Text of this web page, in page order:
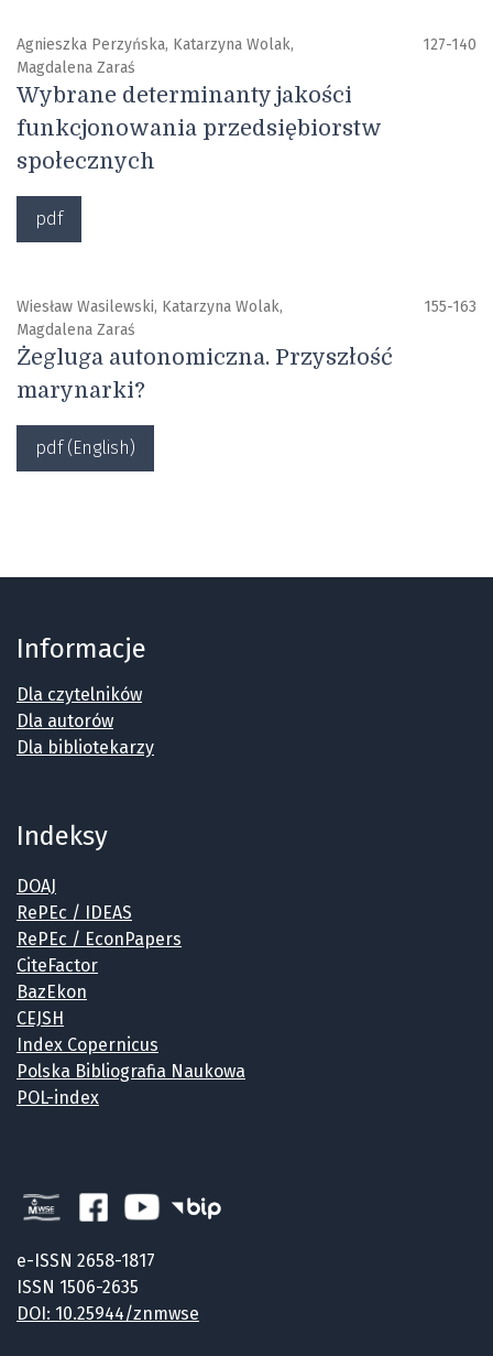
Agnieszka Perzyńska, Katarzyna Wolak,
Magdalena Zaraś
127-140
Wybrane determinanty jakości
funkcjonowania przedsiębiorstw
społecznych
pdf
Wiesław Wasilewski, Katarzyna Wolak,
Magdalena Zaraś
155-163
Żegluga autonomiczna. Przyszłość
marynarki?
pdf (English)
Informacje
Dla czytelników
Dla autorów
Dla bibliotekarzy
Indeksy
DOAJ
RePEc / IDEAS
RePEc / EconPapers
CiteFactor
BazEkon
CEJSH
Index Copernicus
Polska Bibliografia Naukowa
POL-index
e-ISSN 2658-1817
ISSN 1506-2635
DOI: 10.25944/znmwse